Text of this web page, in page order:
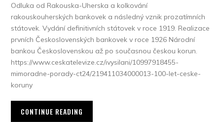
Odluka od Rakouska-Uherska a kolkování
rakouskouherských bankovek a následný vznik prozatímních
státovek. Vydání definitivních státovek v roce 1919. Realizace
prvních Československých bankovek v roce 1926 Národní
bankou Československou až po současnou českou korun.
https://www.ceskatelevize.cz/ivysilani/10997918455-
mimoradne-porady-ct24/219411034000013-100-let-ceske-
koruny
CONTINUE READING